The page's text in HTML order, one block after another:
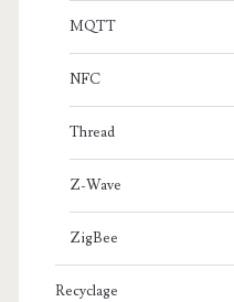
MQTT
NFC
Thread
Z-Wave
ZigBee
Recyclage